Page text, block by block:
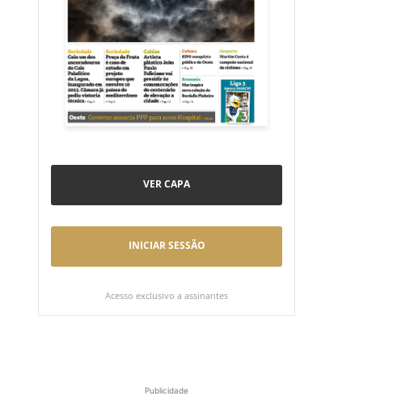
VER CAPA
INICIAR SESSÃO
Acesso exclusivo a assinantes
Publicidade